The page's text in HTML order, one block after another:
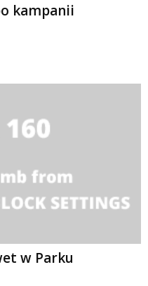
kampanii
w Parku